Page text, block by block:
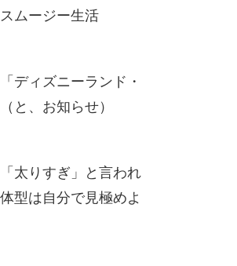
ムージー生活
ディズニーランド・
と、お知らせ）
太りすぎ」と言われ
型は自分で見極めよ